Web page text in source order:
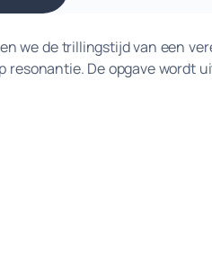
we de trillingstijd van een
De opgave wordt